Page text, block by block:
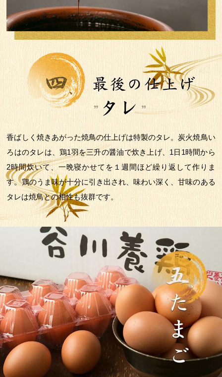
香ばしく焼きあがった焼鳥の仕上げは特製のタレ。炭火焼鳥い
ろはのタレは、鶏1羽を三升の醤油で炊き上げ、1日1時間から
2時間炊いて、一晩寝かせてを１週間ほど繰り返して作りま
す。鶏のうま味が十分に引き出され、味わい深く、甘味のある
タレは焼鳥との相性も抜群です。